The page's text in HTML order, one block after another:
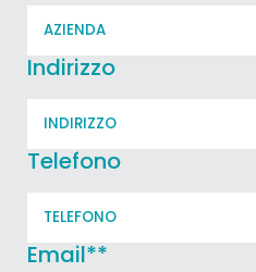
Indirizzo
Telefono
Email**